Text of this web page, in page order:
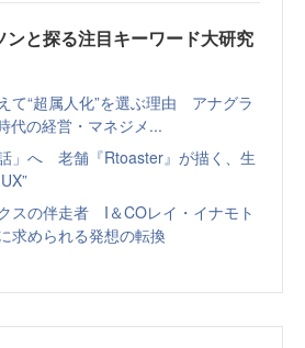
ンと探る注目キーワード大研究
て“超属人化”を選ぶ理由 アナグラ
代の経営・マネジメ...
」へ 老舗『Rtoaster』が描く、生
スの伴走者 I＆COレイ・イナモト
求められる発想の転換